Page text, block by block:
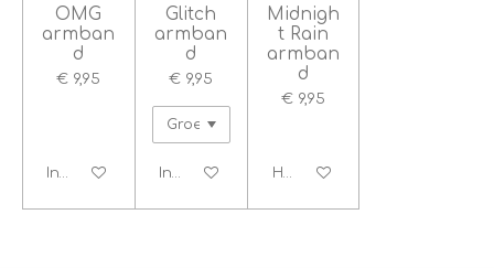
OMG
armban
d
€ 9,95
In winkelwagen
Glitch
armban
d
€ 9,95
In winkelwagen
Midnigh
t Rain
armban
d
€ 9,95
Houd mij op de hoogte